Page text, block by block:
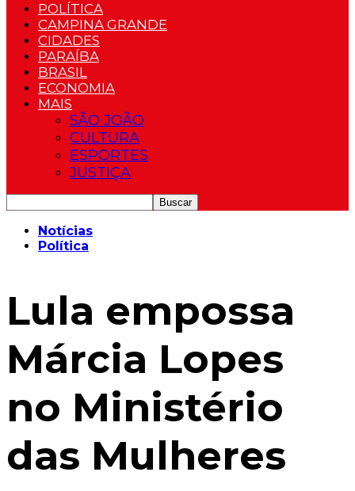
POLÍTICA
CAMPINA GRANDE
CIDADES
PARAÍBA
BRASIL
ECONOMIA
MAIS
SÃO JOÃO
CULTURA
ESPORTES
JUSTIÇA
Notícias
Política
Lula empossa
Márcia Lopes
no Ministério
das Mulheres